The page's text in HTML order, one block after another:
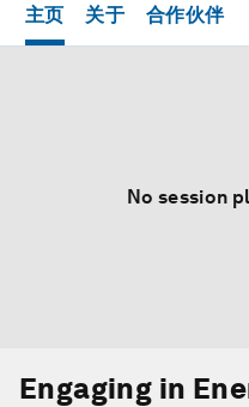
主页 关于 合作伙伴
No session
Engaging in